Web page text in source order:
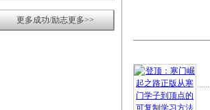
更多成功/励志更多>>